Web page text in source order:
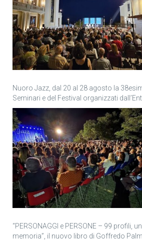
Nuoro Jazz, dal 20 al 28 agosto la
Seminari e del Festival organizzati
“PERSONAGGI e PERSONE – 99 profili,
memoria”, il nuovo libro di Goffredo